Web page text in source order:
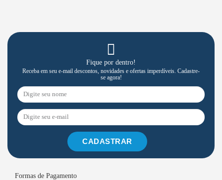
Fique por dentro!
Receba em seu e-mail descontos, novidades e ofertas imperdíveis. Cadastre-
se agora!
CADASTRAR
Formas de Pagamento